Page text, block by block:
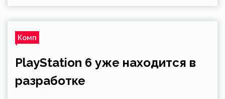
Комп
PlayStation 6 уже находится в
разработке